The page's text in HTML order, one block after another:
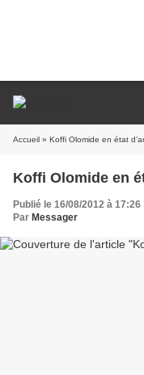
Accueil » Koffi Olomide en état
Koffi Olomide en
Publié le 16/08/2012 à 17:26
Par Messager